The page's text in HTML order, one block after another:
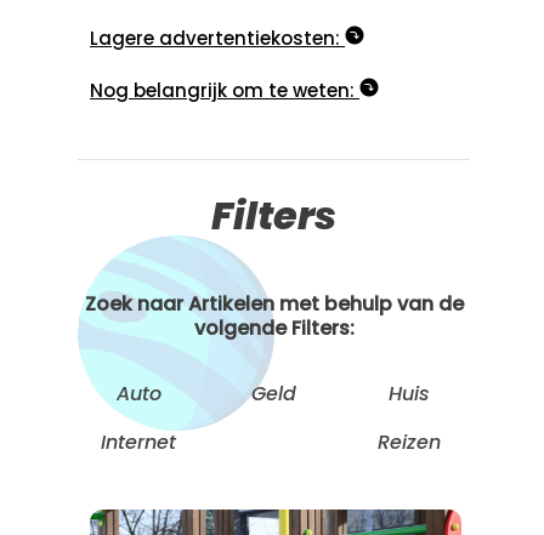
Lagere advertentiekosten:
Nog belangrijk om te weten:
Filters
Zoek naar Artikelen met behulp van de
volgende Filters:
Auto Geld
Huis
Internet
Reizen